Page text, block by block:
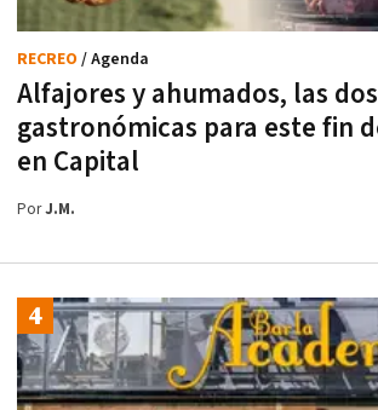
Alfajores y ahumados, las
gastronómicas para este fin
en Capital
RECREO / Agenda
PorJ.M.